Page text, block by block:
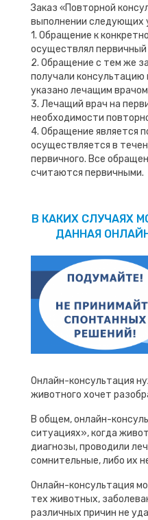
Заказ «Повторной
выполнении следующих
1. Обращение к
осуществлял первичный
2. Обращение с тем же
получали консультацию
указано лечащим
3. Лечащий врач на
необходимости
4. Обращение является
осуществляется в
первичного. Все
считаются первичными.
В КАКИХ СЛУЧАЯХ
ДАННАЯ
Онлайн-консультация
животного хочет
В общем, онлайн-
ситуациях», когда
диагнозы, проводили
сомнительные, либо их
Онлайн-консультация
тех животных,
различных причин не